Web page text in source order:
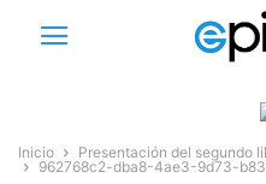
Inicio
Presentación del segundo
962768c2-dba8-4ae3-9d73-